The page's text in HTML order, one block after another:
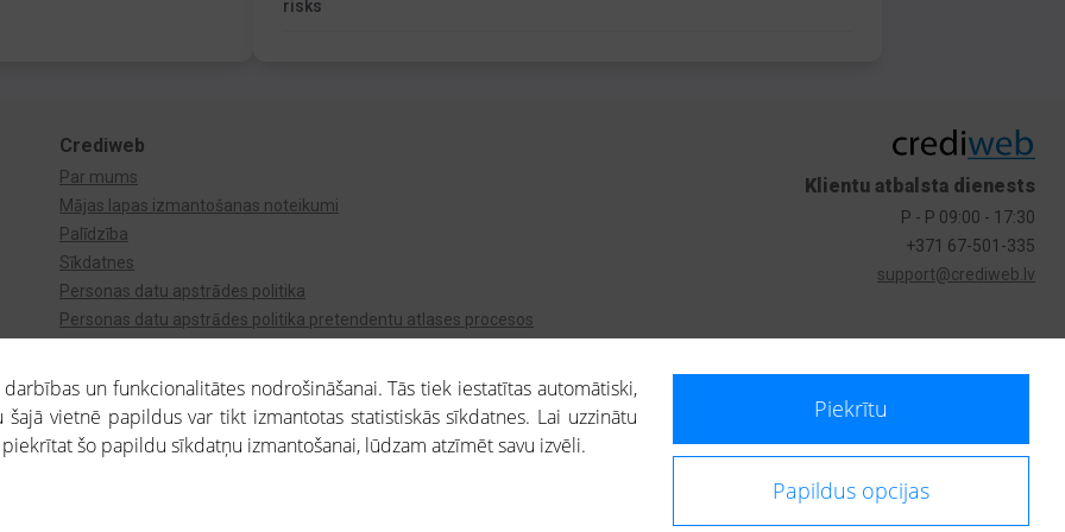
risks
Crediweb
Par mums
Mājas lapas izmantošanas noteikumi
Palīdzība
Sīkdatnes
Personas datu apstrādes politika
Personas datu apstrādes politika pretendentu atlases procesos
Klientu atbalsta dienests
P - P 09:00 - 17:30
+371 67-501-335
support@crediweb.lv
ietvaros saņemtajai informācijai ir uzziņas raksturs, un tai nav juridiska spēka. Portāla lietotājs, izmantojot portālā saņemto informāciju, ir atbildīgs par fizisko
un funkcionalitātes nodrošināšanai. Tās tiek iestatītas automātiski,
vietnē papildus var tikt izmantotas statistiskās sīkdatnes. Lai uzzinātu
piekrītat šo papildu sīkdatņu izmantošanai, lūdzam atzīmēt savu izvēli.
Piekrītu
Papildus opcijas